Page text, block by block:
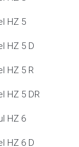
HZ 5
HZ 5 D
HZ 5 R
HZ 5 DR
HZ 6
HZ 6 D